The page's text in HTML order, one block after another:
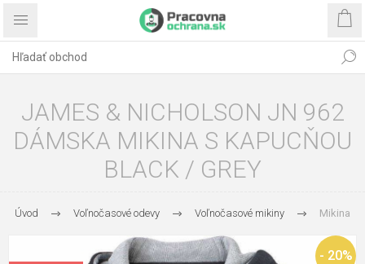
JAMES & NICHOLSON JN 962
DÁMSKA MIKINA S KAPUCŇOU
BLACK / ​GREY
Úvod Voľnočasové odevy Voľnočasové mikiny Mikina
- 20%